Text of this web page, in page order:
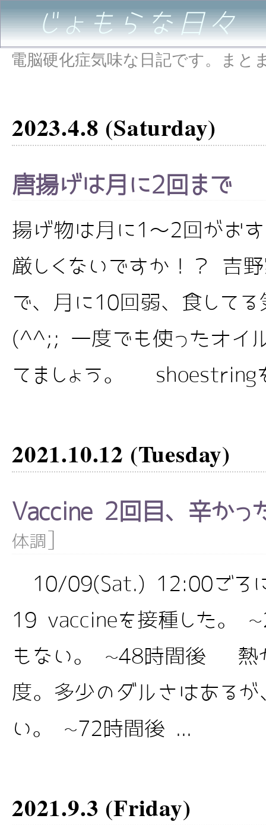
じょもらな日々
電脳硬化症気味な日記です。まと
2023.4.8 (Saturday)
唐揚げは月に2回まで
揚げ物は月に1～2回がお
厳しくないですか！？ 吉
で、月に10回弱、食して
(^^;; 一度でも使ったオイ
てましょう。 shoestring
2021.10.12 (Tuesday)
Vaccine 2回目、辛かっ
体調
10/09(Sat.) 12:00ごろ
19 vaccineを接種した。
もない。 ~48時間後 熱
度。多少のダルさはある
い。 ~72時間後 ...
2021.9.3 (Friday)